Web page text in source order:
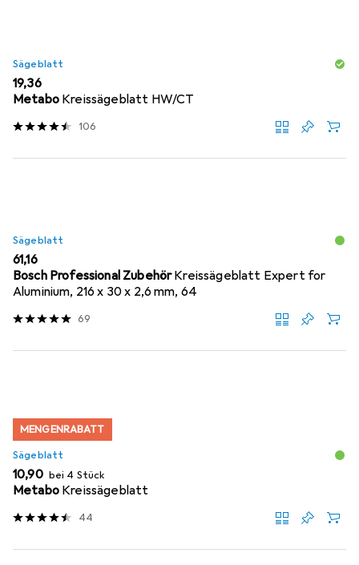
Sägeblatt
EUR
19,36
Metabo Kreissägeblatt HW/CT
106
Sägeblatt
EUR
61,16
Bosch Professional ZubehörKreissägeblatt Expert for
Aluminium, 216 x 30 x 2,6 mm, 64
69
MENGENRABATT
Sägeblatt
EUR
10,90 bei 4 Stück
Metabo Kreissägeblatt
44